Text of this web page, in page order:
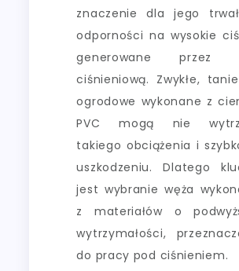
znaczenie dla jego
odporności na wysokie
generowane przez
ciśnieniową. Zwykłe,
ogrodowe wykonane z
PVC mogą nie
takiego obciążenia i
uszkodzeniu. Dlatego
jest wybranie węża
z materiałów o
wytrzymałości,
do pracy pod ciśnieniem.